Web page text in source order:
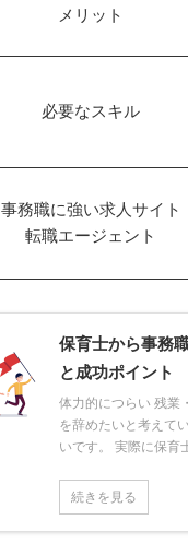
メリット
必要なスキル
事務職に強い求人サイト
転職エージェント
保育士から事務
と成功ポイント
体力的につらい 残業
を辞めたいと考えて
いです。 実際に保育
続きを見る